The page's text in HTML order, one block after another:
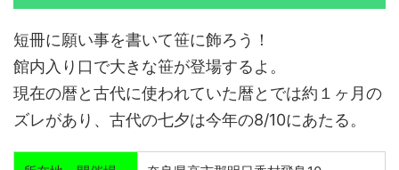
短冊に願い事を書いて笹に飾ろう！
館内入り口で大きな笹が登場するよ。
現在の暦と古代に使われていた暦とでは約１ヶ月の
ズレがあり、古代の七夕は今年の8/10にあたる。